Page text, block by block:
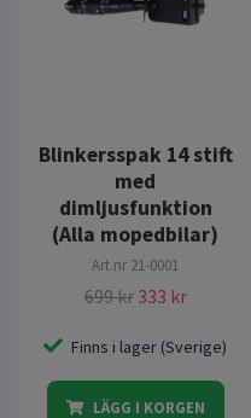
Blinkersspak 14 stift
med
dimljusfunktion
(Alla mopedbilar)
Art.nr 21-0001
699 kr 333 kr
Finns i lager (Sverige)
LÄGG I KORGEN